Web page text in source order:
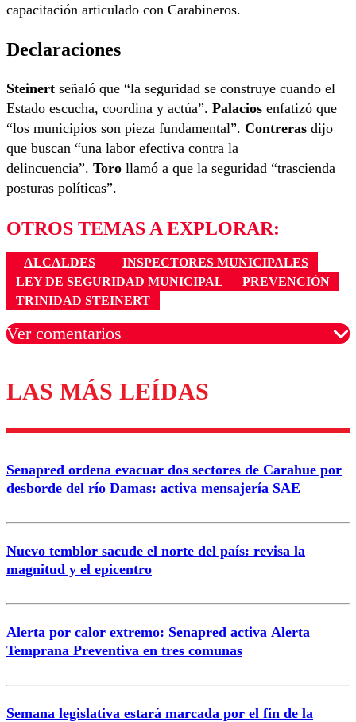
capacitación articulado con Carabineros.
Declaraciones
Steinert señaló que “la seguridad se construye cuando el
Estado escucha, coordina y actúa”. Palacios enfatizó que
“los municipios son pieza fundamental”. Contreras dijo
que buscan “una labor efectiva contra la
delincuencia”. Toro llamó a que la seguridad “trascienda
posturas políticas”.
OTROS TEMAS A EXPLORAR:
ALCALDES
INSPECTORES MUNICIPALES
LEY DE SEGURIDAD MUNICIPAL
PREVENCIÓN
TRINIDAD STEINERT
Ver comentarios
Los comentarios son moderados para garantizar un
diálogo respetuoso.
Nombre
Correo
LAS MÁS LEÍDAS
Senapred ordena evacuar dos sectores de Carahue por
desborde del río Damas: activa mensajería SAE
Nuevo temblor sacude el norte del país: revisa la
magnitud y el epicentro
Alerta por calor extremo: Senapred activa Alerta
Temprana Preventiva en tres comunas
Semana legislativa estará marcada por el fin de la